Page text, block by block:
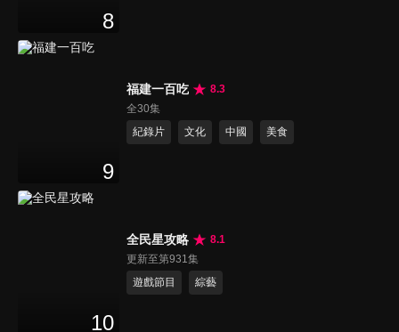
8
9
福建一百吃
8.3
全30集
紀錄片
文化 中國 美食
10
全民星攻略
8.1
更新至第931集
遊戲節目
綜藝